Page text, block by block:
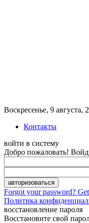
Воскресенье, 9 августа,
Контакты
войти в систему
Добро пожаловать!
Forgot your password?
Политика
восстановление пароля
Восстановите свой